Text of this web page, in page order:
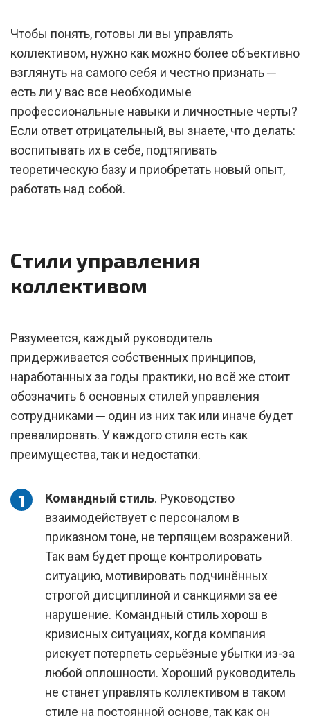
Чтобы понять, готовы ли вы управлять
коллективом, нужно как можно более объективно
взглянуть на самого себя и честно признать ─
есть ли у вас все необходимые
профессиональные навыки и личностные черты?
Если ответ отрицательный, вы знаете, что делать:
воспитывать их в себе, подтягивать
теоретическую базу и приобретать новый опыт,
работать над собой.
Стили управления
коллективом
Разумеется, каждый руководитель
придерживается собственных принципов,
наработанных за годы практики, но всё же стоит
обозначить 6 основных стилей управления
сотрудниками ─ один из них так или иначе будет
превалировать. У каждого стиля есть как
преимущества, так и недостатки.
Командный стиль. Руководство
взаимодействует с персоналом в
приказном тоне, не терпящем возражений.
Так вам будет проще контролировать
ситуацию, мотивировать подчинённых
строгой дисциплиной и санкциями за её
нарушение. Командный стиль хорош в
кризисных ситуациях, когда компания
рискует потерпеть серьёзные убытки из-за
любой оплошности. Хороший руководитель
не станет управлять коллективом в таком
стиле на постоянной основе, так как он